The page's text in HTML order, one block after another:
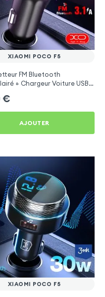
XIAOMI POCO F5
FM Bluetooth
+ Chargeur Voiture USB
€
AJOUTER
XIAOMI POCO F5